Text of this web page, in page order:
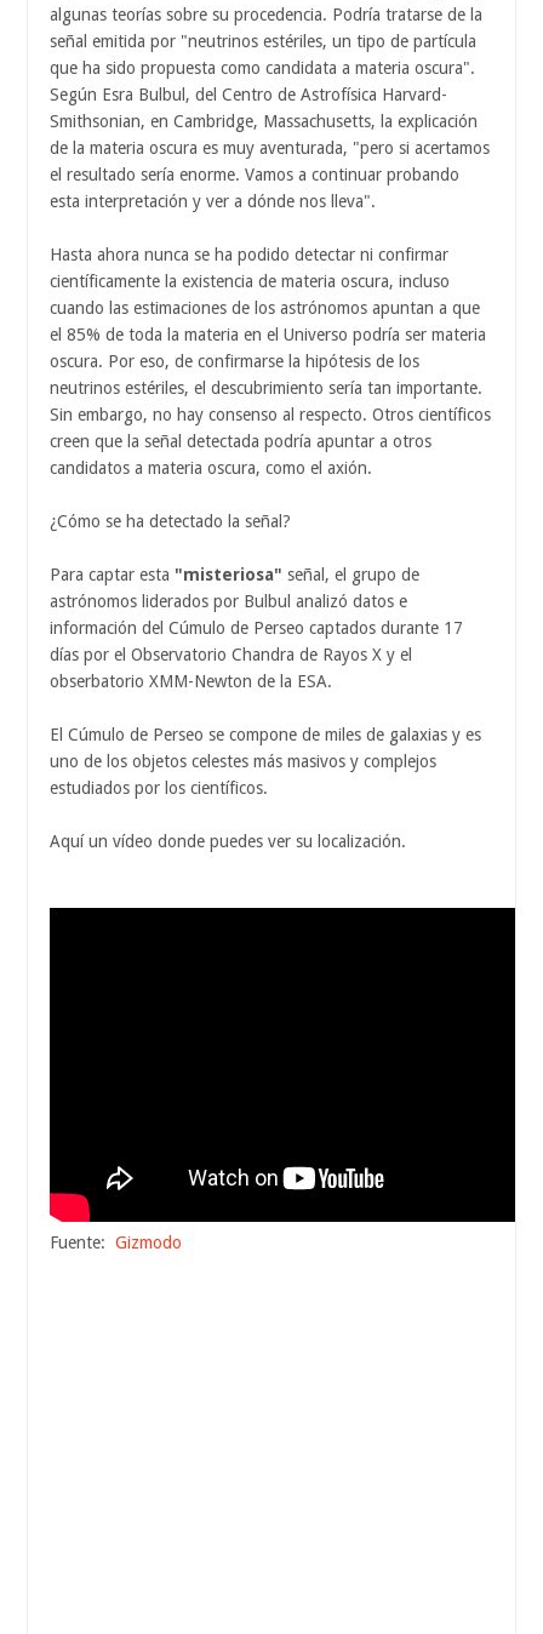
algunas teorías sobre su procedencia. Podría tratarse de la
señal emitida por "neutrinos estériles, un tipo de partícula
que ha sido propuesta como candidata a materia oscura".
Según Esra Bulbul, del Centro de Astrofísica Harvard-
Smithsonian, en Cambridge, Massachusetts, la explicación
de la materia oscura es muy aventurada, "pero si acertamos
el resultado sería enorme. Vamos a continuar probando
esta interpretación y ver a dónde nos lleva".
Hasta ahora nunca se ha podido detectar ni confirmar
científicamente la existencia de materia oscura, incluso
cuando las estimaciones de los astrónomos apuntan a que
el 85% de toda la materia en el Universo podría ser materia
oscura. Por eso, de confirmarse la hipótesis de los
neutrinos estériles, el descubrimiento sería tan importante.
Sin embargo, no hay consenso al respecto. Otros científicos
creen que la señal detectada podría apuntar a otros
candidatos a materia oscura, como el axión.
¿Cómo se ha detectado la señal?
Para captar esta "misteriosa" señal, el grupo de
astrónomos liderados por Bulbul analizó datos e
información del Cúmulo de Perseo captados durante 17
días por el Observatorio Chandra de Rayos X y el
obserbatorio XMM-Newton de la ESA.
El Cúmulo de Perseo se compone de miles de galaxias y es
uno de los objetos celestes más masivos y complejos
estudiados por los científicos.
Aquí un vídeo donde puedes ver su localización.
Fuente: Gizmodo